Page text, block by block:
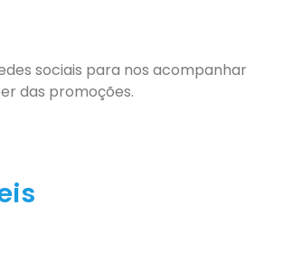
sociais para nos acompanhar
das promoções.